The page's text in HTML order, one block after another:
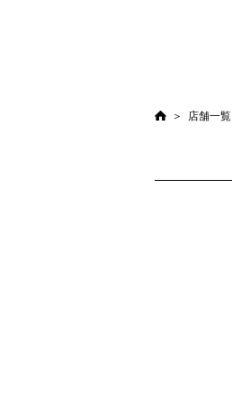
店舗一覧